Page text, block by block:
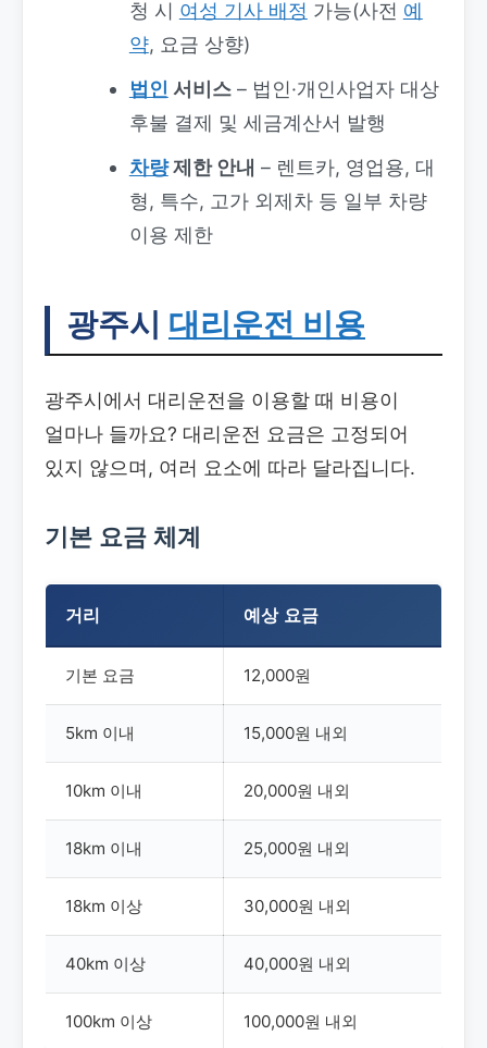
청 시 여성 기사 배정 가능(사전 예
약, 요금 상향)
법인 서비스– 법인·개인사업자 대상
후불 결제 및 세금계산서 발행
차량제한 안내 – 렌트카, 영업용, 대
형, 특수, 고가 외제차 등 일부 차량
이용 제한
광주시 대리운전 비용
광주시에서 대리운전을 이용할 때 비용이
얼마나 들까요? 대리운전 요금은 고정되어
있지 않으며, 여러 요소에 따라 달라집니다.
기본 요금 체계
거리 예상 요금
기본 요금 12,000원
5km 이내 15,000원 내외
10km 이내 20,000원 내외
18km 이내 25,000원 내외
18km 이상 30,000원 내외
40km 이상 40,000원 내외
100km 이상 100,000원 내외